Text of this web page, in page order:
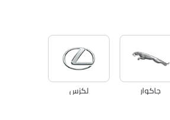
جاكوار لكزس